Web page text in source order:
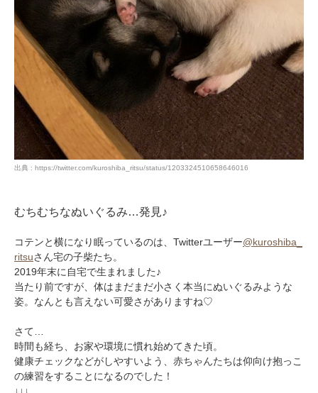
出典 : https://twitter.com/kuroshiba_ritsu/status/1203324510658646016
むちむちなぬいぐるみ…発見♪
コテンと横になり眠っているのは、Twitterユーザー@kuroshiba_
ritsuさん宅の子柴たち。
2019年末に自宅で生まれました♪
当たり前ですが、体はまだまだ小さく本当にぬいぐるみような
姿。なんとも言えない可愛さがありますね♡
さて…
時間も経ち、お家や環境に慣れ始めてきた頃。
健康チェックなどがしやすいよう、赤ちゃんたちは仰向け抱っこ
の練習をすることになるのでした！
↓↓↓